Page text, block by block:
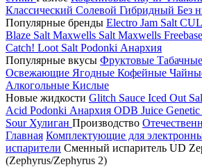
Классический Солевой Гибридный Без
Популярные бренды Electro Jam Salt
Blaze Salt Maxwells Salt Maxwells Freebase
Catch! Loot Salt Podonki Анархия
Популярные вкусы Фруктовые Табачные
Освежающие Ягодные Кофейные
Алкогольные Кислые
Новые жидкости Glitch Sauce Iced Out
Acid Podonki Анархия ODB Juice
Sour Хулиган Производство
Главная Комплектующие для
испарители Сменный испаритель UD
(Zephyrus/Zephyrus 2)